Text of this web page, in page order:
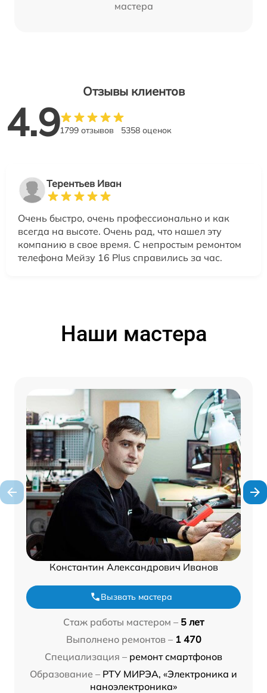
мастера
Отзывы клиентов
4.91799 отзывов 5358 оценок
Терентьев Иван
Очень быстро, очень профессионально и как
всегда на высоте. Очень рад, что нашел эту
компанию в свое время. С непростым ремонтом
телефона Мейзу 16 Plus справились за час.
Наши мастера
Константин Александрович Иванов
Вызвать мастера
Стаж работы мастером – 5 лет
Выполнено ремонтов – 1 470
Специализация – ремонт смартфонов
Образование – РТУ МИРЭА, «Электроника и
наноэлектроника»